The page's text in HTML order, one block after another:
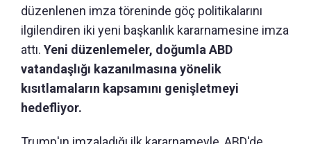
düzenlenen imza töreninde göç politikalarını
ilgilendiren iki yeni başkanlık kararnamesine imza
attı. Yeni düzenlemeler, doğumla ABD
vatandaşlığı kazanılmasına yönelik
kısıtlamaların kapsamını genişletmeyi
hedefliyor.